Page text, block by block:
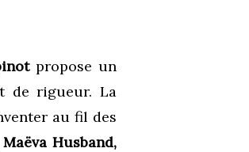
propose un
de rigueur. La
au fil des
Husband,